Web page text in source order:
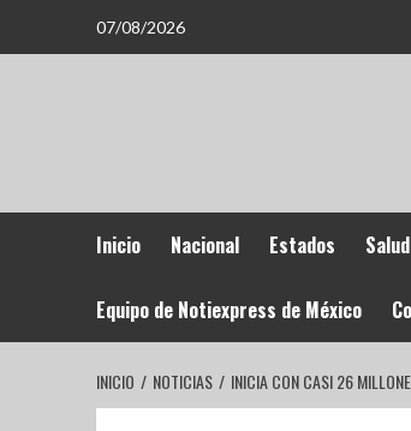
07/08/2026
Inicio Nacional Estados Salud
Equipo de Notiexpress de México
INICIO NOTICIAS INICIA CON CASI 26